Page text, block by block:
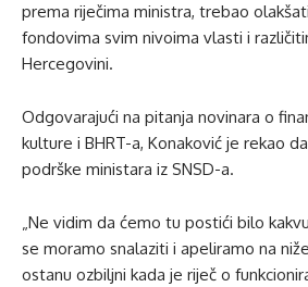
prema riječima ministra, trebao
fondovima svim nivoima vlasti i
Hercegovini.
Odgovarajući na pitanja novinara o
kulture i BHRT-a, Konaković je rekao
podrške ministara iz SNSD-a.
„Ne vidim da ćemo tu postići bilo
se moramo snalaziti i apeliramo na
ostanu ozbiljni kada je riječ o